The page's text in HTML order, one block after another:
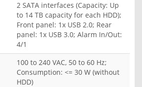
2 SATA interfaces (Capacity: Up
to 14 TB capacity for each HDD);
Front panel: 1x USB 2.0; Rear
panel: 1x USB 3.0; Alarm In/Out:
4/1
100 to 240 VAC, 50 to 60 Hz;
Consumption: <= 30 W (without
HDD)